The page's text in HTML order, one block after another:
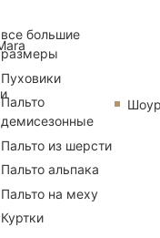
все большие
размеры
Пуховики
Пальто
демисезонные
Пальто из шерсти
Пальто альпака
Пальто на меху
Куртки